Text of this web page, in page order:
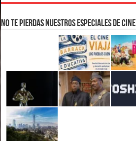
No te pierdas nuestros Especiales de Cine